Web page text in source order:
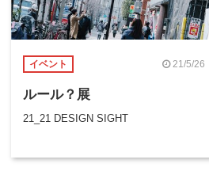
イベント 21/5/26
ルール？展
21_21 DESIGN SIGHT